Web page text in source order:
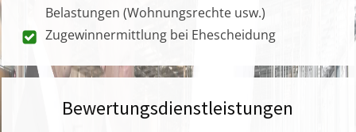
Belastungen (Wohnungsrechte usw.)
Zugewinnermittlung bei Ehescheidung
Bewertungsdienstleistungen